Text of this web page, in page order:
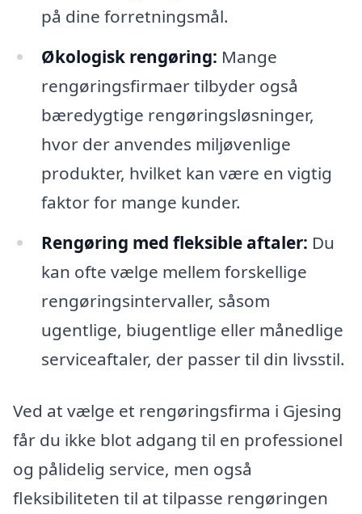
på dine forretningsmål.
Økologisk rengøring: Mange
rengøringsfirmaer tilbyder også
bæredygtige rengøringsløsninger,
hvor der anvendes miljøvenlige
produkter, hvilket kan være en vigtig
faktor for mange kunder.
Rengøring med fleksible aftaler: Du
kan ofte vælge mellem forskellige
rengøringsintervaller, såsom
ugentlige, biugentlige eller månedlige
serviceaftaler, der passer til din livsstil.
Ved at vælge et rengøringsfirma i Gjesing
får du ikke blot adgang til en professionel
og pålidelig service, men også
fleksibiliteten til at tilpasse rengøringen